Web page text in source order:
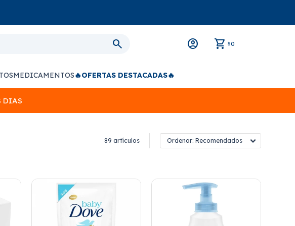
$0
MEDICAMENTOS🔥OFERTAS DESTACADAS🔥
DIAS
89 artículos Recomendados